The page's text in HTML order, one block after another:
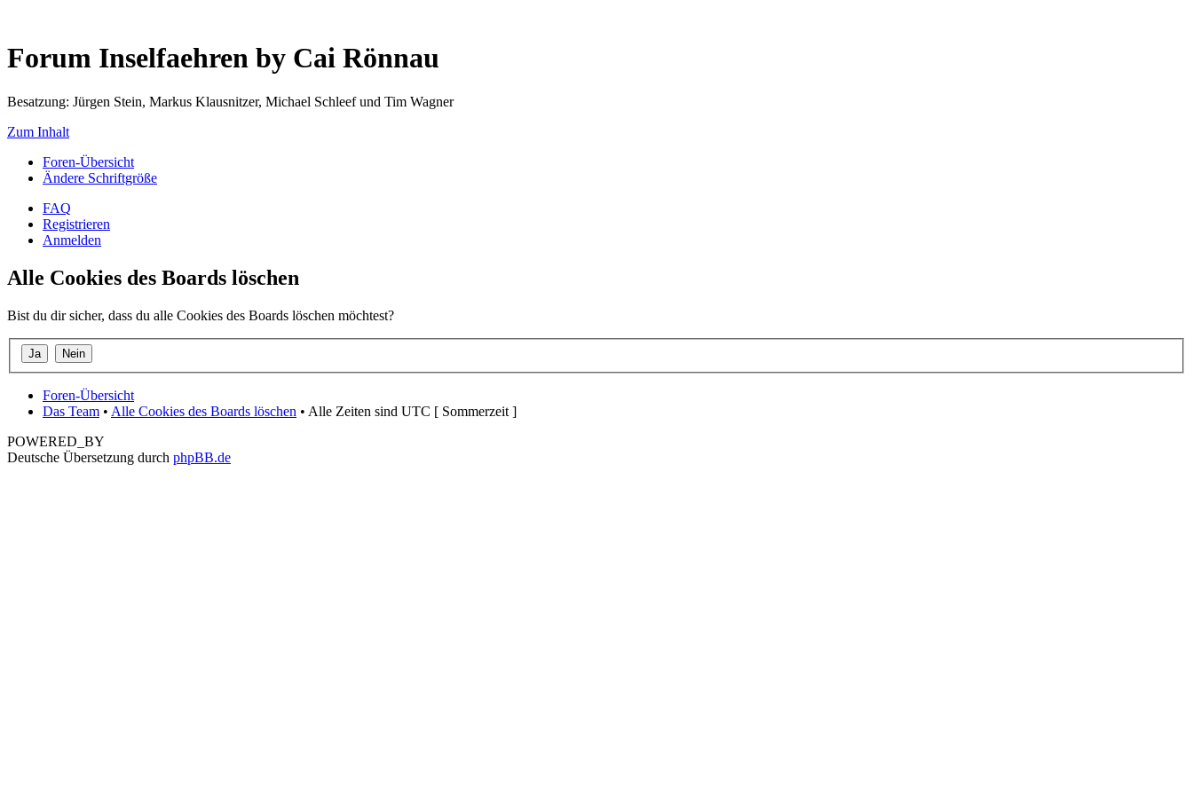
Forum Inselfaehren by Cai Rönnau
Besatzung: Jürgen Stein, Markus Klausnitzer, Michael Schleef und Tim Wagner
Zum Inhalt
Foren-Übersicht
Ändere Schriftgröße
FAQ
Registrieren
Anmelden
Alle Cookies des Boards löschen
Bist du dir sicher, dass du alle Cookies des Boards löschen möchtest?
Foren-Übersicht
Das Team • Alle Cookies des Boards löschen • Alle Zeiten sind UTC [ Sommerzeit ]
POWERED_BY
Deutsche Übersetzung durch phpBB.de